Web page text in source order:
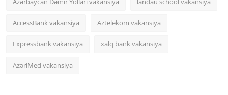
AccessBank vakansiya Aztelekom vakansiya
Expressbank vakansiya xalq bank vakansiya
AzəriMed vakansiya